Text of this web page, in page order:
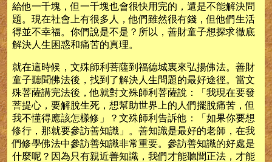
給他一千塊，但一千塊也會很快用完的，還是不能解決問
題。現在社會上有很多人，他們雖然很有錢，但他們生活
得並不幸福。你們說是不是？所以，善財童子想探求徹底
解決人生困惑和痛苦的真理。
就在這時候，文殊師利菩薩到福德城裏來弘揚佛法。善財
童子聽聞佛法後，找到了解決人生問題的最好途徑。當文
殊菩薩講完法後，他就對文殊師利菩薩說：「我現在要發
菩提心，要解脫生死，想幫助世界上的人們擺脫痛苦，但
我不懂得應該怎樣修」？文殊師利告訴他：「如果你要想
修行，那就要參訪善知識」。善知識是最好的老師，在我
們修學佛法中參訪善知識非常重要。參訪善知識的好處是
什麼呢？因為只有親近善知識，我們才能聽聞正法，才能